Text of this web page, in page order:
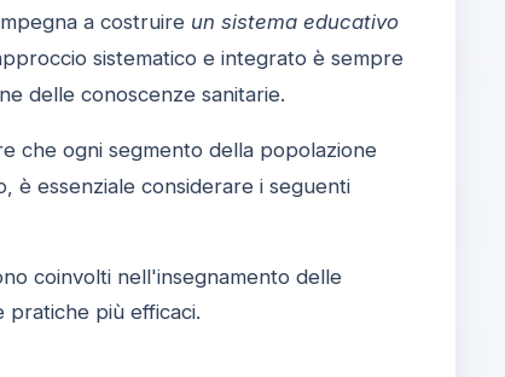
a costruire un sistema educativo
sistematico e integrato è sempre
delle conoscenze sanitarie.
che ogni segmento della popolazione
è essenziale considerare i seguenti
coinvolti nell'insegnamento delle
pratiche più efficaci.